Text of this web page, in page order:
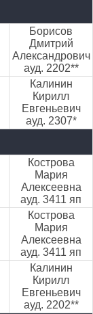
Борисов
Дмитрий
Александрович
ауд. 2202**
Калинин
Кирилл
Евгеньевич
ауд. 2307*
Кострова
Мария
Алексеевна
ауд. 3411 яп
Кострова
Мария
Алексеевна
ауд. 3411 яп
Калинин
Кирилл
Евгеньевич
ауд. 2202**